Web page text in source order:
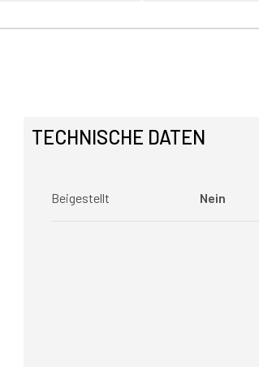
TECHNISCHE DATEN
Beigestellt Nein